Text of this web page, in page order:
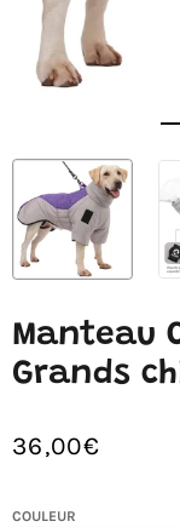
Manteau
Grands
36,00€
/
UNITAIRE
COULEUR